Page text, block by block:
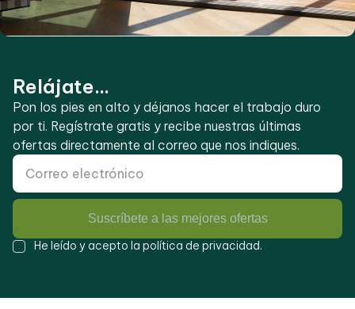
Relájate...
Pon los pies en alto y déjanos hacer el trabajo duro
por ti. Regístrate gratis y recibe nuestras últimas
ofertas directamente al correo que nos indiques.
Suscríbete a las mejores ofertas
He leído y acepto la política de privacidad.